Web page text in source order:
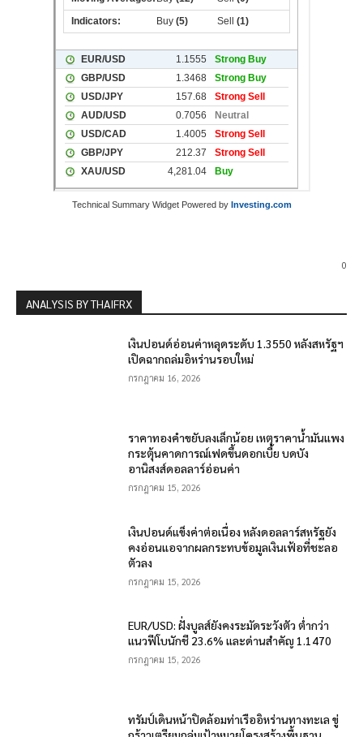
Technical Summary Widget Powered by Investing.com
0
ANALYSIS BY THAIFRX
เงินปอนด์อ่อนค่าหลุดระดับ 1.3550 หลังสหรัฐฯ
เปิดฉากถล่มอิหร่านรอบใหม่
กรกฎาคม 16, 2026
ราคาทองคำขยับลงเล็กน้อย เหตุราคาน้ำมันแพง
กระตุ้นคาดการณ์เฟดขึ้นดอกเบี้ย บดบัง
อานิสงส์ดอลลาร์อ่อนค่า
กรกฎาคม 15, 2026
เงินปอนด์แข็งค่าต่อเนื่อง หลังดอลลาร์สหรัฐยัง
คงอ่อนแอจากผลกระทบข้อมูลเงินเฟ้อที่ชะลอ
ตัวลง
กรกฎาคม 15, 2026
EUR/USD: ฝั่งบูลส์ยังคงระมัดระวังตัว ต่ำกว่า
แนวฟีโบนักชี 23.6% และด่านสำคัญ 1.1470
กรกฎาคม 15, 2026
ทรัมป์เดินหน้าปิดล้อมท่าเรืออิหร่านทางทะเล ขู่